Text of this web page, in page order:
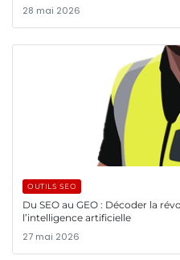
28 mai 2026
OUTILS SEO
Du SEO au GEO : Décoder la
l’intelligence artificielle
27 mai 2026